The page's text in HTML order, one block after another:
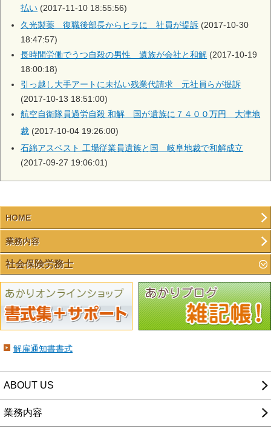
払い (2017-11-10 18:55:56)
久光製薬 復職後部長からヒラに 社員が提訴 (2017-10-30
18:47:57)
長時間労働でうつ自殺の男性 遺族が会社と和解 (2017-10-19
18:00:18)
引っ越し大手アートに未払い残業代請求 元社員らが提訴
(2017-10-13 18:51:00)
航空自衛隊員過労自殺 和解 国が遺族に７４００万円 大津地
裁 (2017-10-04 19:26:00)
石綿アスベスト 工場従業員遺族と国 岐阜地裁で和解成立
(2017-09-27 19:06:01)
HOME
業務内容
社会保険労務士
解雇通知書書式
ABOUT US
業務内容